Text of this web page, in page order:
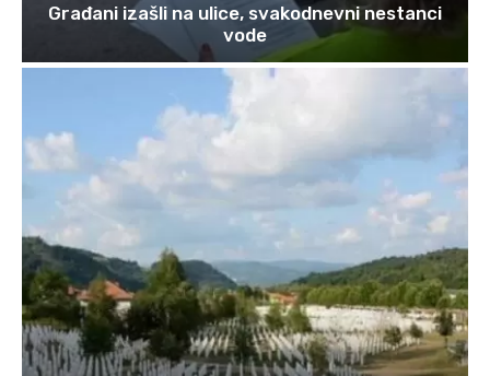
Građani izašli na ulice, svakodnevni nestanci
vode